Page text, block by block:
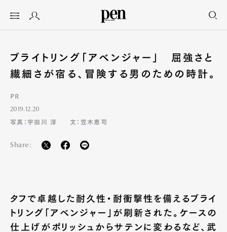
ブライトリング「アベンジャー」 屈強さと
繊細さが宿る、冒険する男のための時計。
PR
2019.12.20
写真：宇田川 淳
文：笠木恵司
Share:
タフで卓越した耐久性・耐衝撃性を備えるブライ
トリング「アベンジャー」が刷新された。ケースの
仕上げがポリッシュからサテンに変わるなど、武